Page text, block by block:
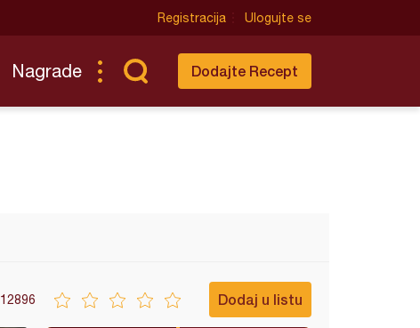
Registracija Ulogujte se
Nagrade Dodajte Recept
12896 Dodaj u listu